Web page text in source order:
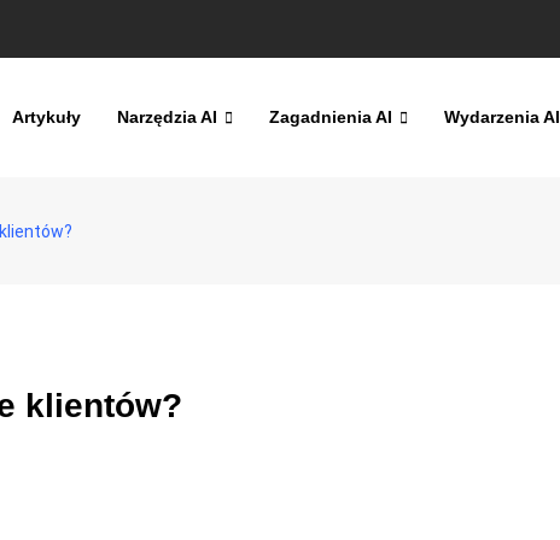
Artykuły Narzędzia AI Zagadnienia AI Wydarzenia AI
klientów?